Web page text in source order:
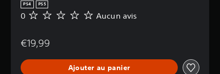
PS4 PS5
A
u
a
v
0 Aucun avis
€19,99
Ajouter au panier